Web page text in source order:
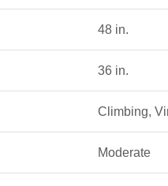
48 in.
36 in.
Climbing,
Moderate